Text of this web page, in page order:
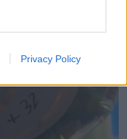
Privacy Policy